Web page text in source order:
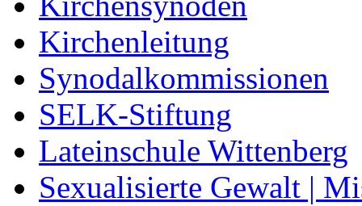
Kirchenleitung
Synodalkommissionen
SELK-Stiftung
Lateinschule Wittenberg
Sexualisierte Gewalt |